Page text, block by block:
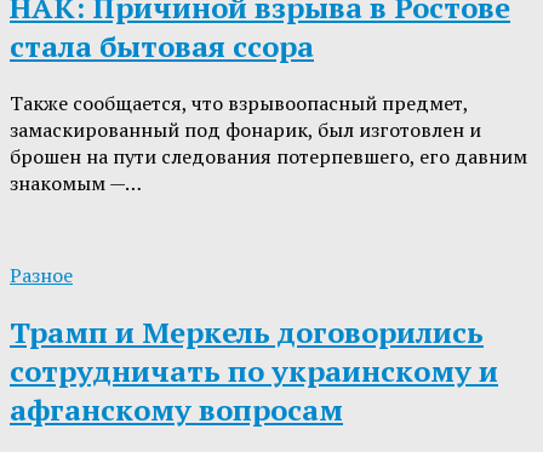
НАК: Причиной взрыва в Ростове
стала бытовая ссора
Также сообщается, что взрывоопасный предмет,
замаскированный под фонарик, был изготовлен и
брошен на пути следования потерпевшего, его давним
знакомым —…
Разное
Трамп и Меркель договорились
сотрудничать по украинскому и
афганскому вопросам